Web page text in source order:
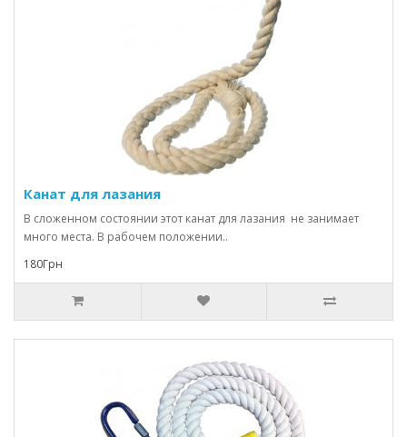
Канат для лазания
В сложенном состоянии этот канат для лазания не занимает
много места. В рабочем положении..
180Грн